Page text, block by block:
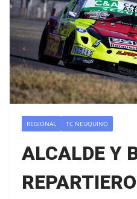
REGIONAL TC NEUQUINO
ALCALDE Y